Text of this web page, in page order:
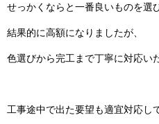
せっかくならと一番良いものを選
結果的に高額になりましたが、
色選びから完工まで丁寧に対応い
工事途中で出た要望も適宜対応し